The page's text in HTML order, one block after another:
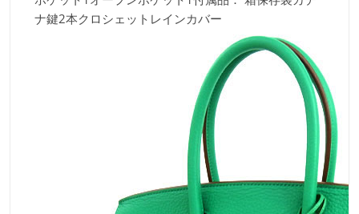
ナ鍵2本クロシェットレインカバー